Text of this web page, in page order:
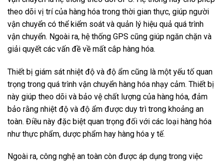
theo dõi vị trí của hàng hóa trong thời gian thực, giúp người
vận chuyển có thể kiểm soát và quản lý hiệu quả quá trình
vận chuyển. Ngoài ra, hệ thống GPS cũng giúp ngăn chặn và
giải quyết các vấn đề về mất cắp hàng hóa.
Thiết bị giám sát nhiệt độ và độ ẩm cũng là một yếu tố quan
trọng trong quá trình vận chuyển hàng hóa nhạy cảm. Thiết bị
này giúp theo dõi và bảo vệ chất lượng của hàng hóa, đảm
bảo rằng nhiệt độ và độ ẩm được duy trì trong khoảng an
toàn. Điều này đặc biệt quan trọng đối với các loại hàng hóa
như thực phẩm, dược phẩm hay hàng hóa y tế.
Ngoài ra, công nghệ an toàn còn được áp dụng trong việc